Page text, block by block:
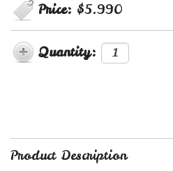
Price: $5.990
Quantity:
Product Description